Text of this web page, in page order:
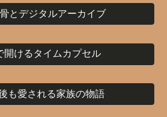
とデジタルアーカイブ
開けるタイムカプセル
も愛される家族の物語